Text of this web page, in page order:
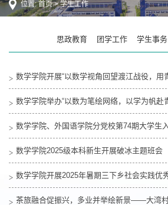
位置:首页>学生工作
思政教育 团学工作 学生事务
数学学院2025级本科新生开展破冰主题班会